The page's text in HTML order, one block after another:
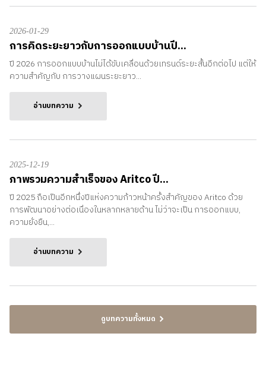
2026-01-29
การคิดระยะยาวกับการออกแบบบ้านปี...
ปี 2026 การออกแบบบ้านไม่ได้ขับเคลื่อนด้วยเทรนด์ระยะสั้นอีกต่อไป แต่ให้
ความสำคัญกับ การวางแผนระยะยาว...
อ่านบทความ
2025-12-19
ภาพรวมความสำเร็จของ Aritco ปี...
ปี 2025 ถือเป็นอีกหนึ่งปีแห่งความก้าวหน้าครั้งสำคัญของ Aritco ด้วย
การพัฒนาอย่างต่อเนื่องในหลากหลายด้าน ไม่ว่าจะเป็น การออกแบบ,
ความยั่งยืน,...
อ่านบทความ
ดูบทความทั้งหมด